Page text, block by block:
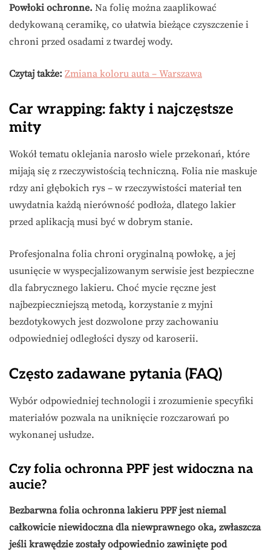
Powłoki ochronne. Na folię można zaaplikować
dedykowaną ceramikę, co ułatwia bieżące czyszczenie i
chroni przed osadami z twardej wody.
Czytaj także: Zmiana koloru auta – Warszawa
Car wrapping: fakty i najczęstsze
mity
Wokół tematu oklejania narosło wiele przekonań, które
mijają się z rzeczywistością techniczną. Folia nie maskuje
rdzy ani głębokich rys – w rzeczywistości materiał ten
uwydatnia każdą nierówność podłoża, dlatego lakier
przed aplikacją musi być w dobrym stanie.
Profesjonalna folia chroni oryginalną powłokę, a jej
usunięcie w wyspecjalizowanym serwisie jest bezpieczne
dla fabrycznego lakieru. Choć mycie ręczne jest
najbezpieczniejszą metodą, korzystanie z myjni
bezdotykowych jest dozwolone przy zachowaniu
odpowiedniej odległości dyszy od karoserii.
Często zadawane pytania (FAQ)
Wybór odpowiedniej technologii i zrozumienie specyfiki
materiałów pozwala na uniknięcie rozczarowań po
wykonanej usłudze.
Czy folia ochronna PPF jest widoczna na
aucie?
Bezbarwna folia ochronna lakieru PPF jest niemal
całkowicie niewidoczna dla niewprawnego oka, zwłaszcza
jeśli krawędzie zostały odpowiednio zawinięte pod